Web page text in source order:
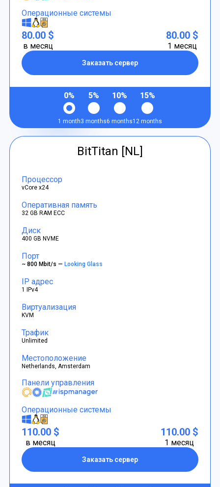
Операционные системы
80.00 $
в месяц
Заказать сервер
80.00 $
1 месяц
0%
1 month
5%
3 months
10%
6 months
15%
12 months
BitTitan [NL]
Процессор
vCore x24
Оперативная память
32 GB RAM ECC
Диск
400 GB NVME
Порт
~ 800 Mbit/s —Looking Glass
IP адрес
1 IPv4
Виртуализация
KVM
Трафик
Unlimited
Местоположение
Netherlands, Amsterdam
Панели управления
Операционные системы
110.00 $
в месяц
Заказать сервер
110.00 $
1 месяц